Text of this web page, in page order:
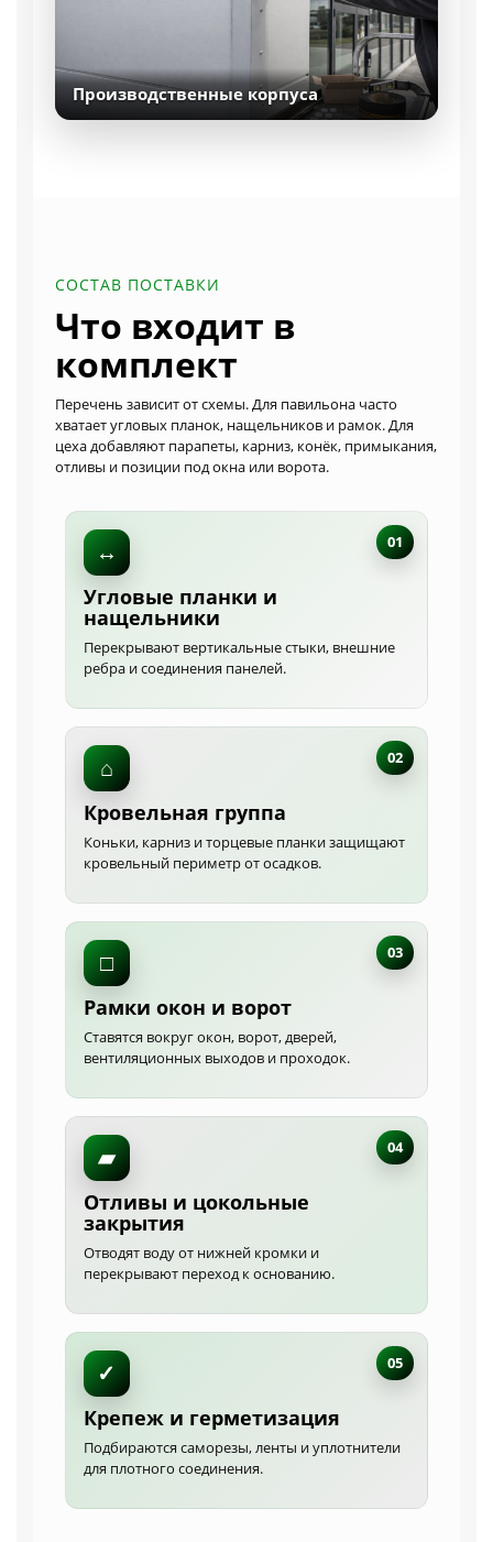
Производственные корпуса
СОСТАВ ПОСТАВКИ
Что входит в
комплект
Перечень зависит от схемы. Для павильона часто
хватает угловых планок, нащельников и рамок. Для
цеха добавляют парапеты, карниз, конёк, примыкания,
отливы и позиции под окна или ворота.
01
↔
Угловые планки и
нащельники
Перекрывают вертикальные стыки, внешние
ребра и соединения панелей.
02
⌂
Кровельная группа
Коньки, карниз и торцевые планки защищают
кровельный периметр от осадков.
03
□
Рамки окон и ворот
Ставятся вокруг окон, ворот, дверей,
вентиляционных выходов и проходок.
04
▰
Отливы и цокольные
закрытия
Отводят воду от нижней кромки и
перекрывают переход к основанию.
05
✓
Крепеж и герметизация
Подбираются саморезы, ленты и уплотнители
для плотного соединения.